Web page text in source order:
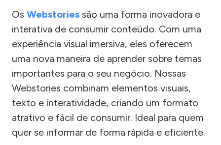
Os Webstories são uma forma inovadora e
interativa de consumir conteúdo. Com uma
experiência visual imersiva, eles oferecem
uma nova maneira de aprender sobre temas
importantes para o seu negócio. Nossas
Webstories combinam elementos visuais,
texto e interatividade, criando um formato
atrativo e fácil de consumir. Ideal para quem
quer se informar de forma rápida e eficiente.